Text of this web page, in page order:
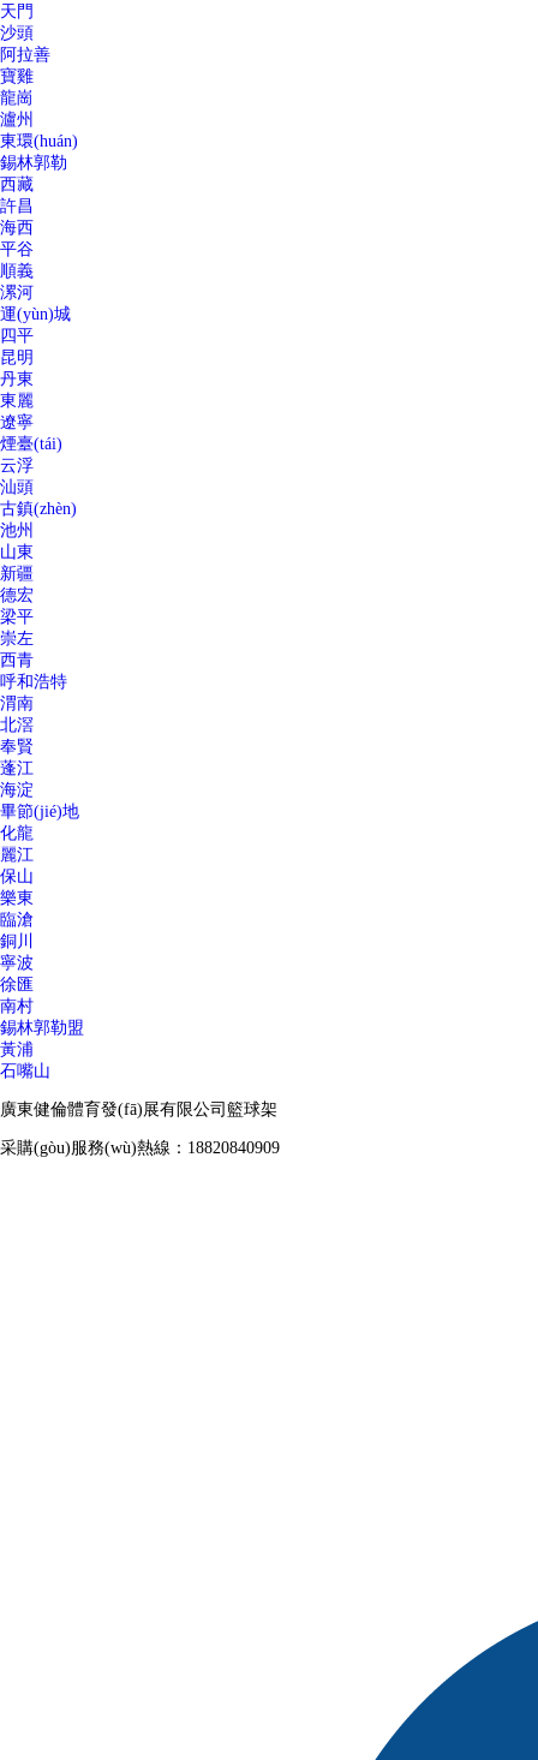
天門
沙頭
阿拉善
寶雞
龍崗
瀘州
東環(huán)
錫林郭勒
西藏
許昌
海西
平谷
順義
漯河
運(yùn)城
四平
昆明
丹東
東麗
遼寧
煙臺(tái)
云浮
汕頭
古鎮(zhèn)
池州
山東
新疆
德宏
梁平
崇左
西青
呼和浩特
渭南
北滘
奉賢
蓬江
海淀
畢節(jié)地
化龍
麗江
保山
樂東
臨滄
銅川
寧波
徐匯
南村
錫林郭勒盟
黃浦
石嘴山
廣東健倫體育發(fā)展有限公司籃球架
采購(gòu)服務(wù)熱線：18820840909